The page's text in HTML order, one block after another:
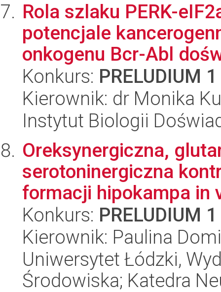
Rola szlaku PERK-
potencjale
onkogenu Bcr-Abl
Konkurs: PRELUDIUM 1
Kierownik: dr Monika
Instytut Biologii
Oreksynergiczna,
serotoninergiczna
formacji hipokampa in
Konkurs: PRELUDIUM 1
Kierownik: Paulina
Uniwersytet Łódzki,
Środowiska; Katedra